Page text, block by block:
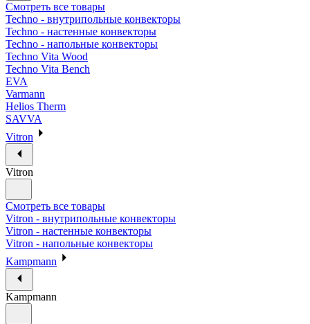
Смотреть все товары
Techno - внутрипольные конвекторы
Techno - настенные конвекторы
Techno - напольные конвекторы
Techno Vita Wood
Techno Vita Bench
EVA
Varmann
Helios Therm
SAVVA
Vitron
Vitron
Смотреть все товары
Vitron - внутрипольные конвекторы
Vitron - настенные конвекторы
Vitron - напольные конвекторы
Kampmann
Kampmann